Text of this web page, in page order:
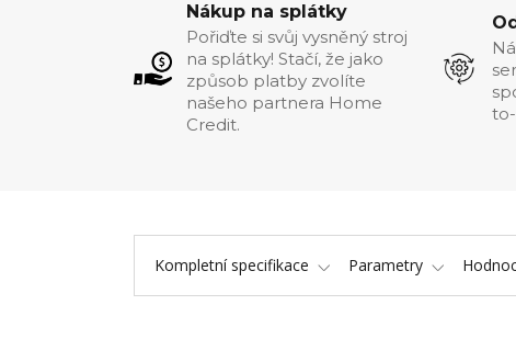
Nákup na splátky
Pořiďte si svůj vysněný stroj
na splátky! Stačí, že jako
způsob platby zvolíte
našeho partnera Home
Credit.
Kompletní specifikace Parametry